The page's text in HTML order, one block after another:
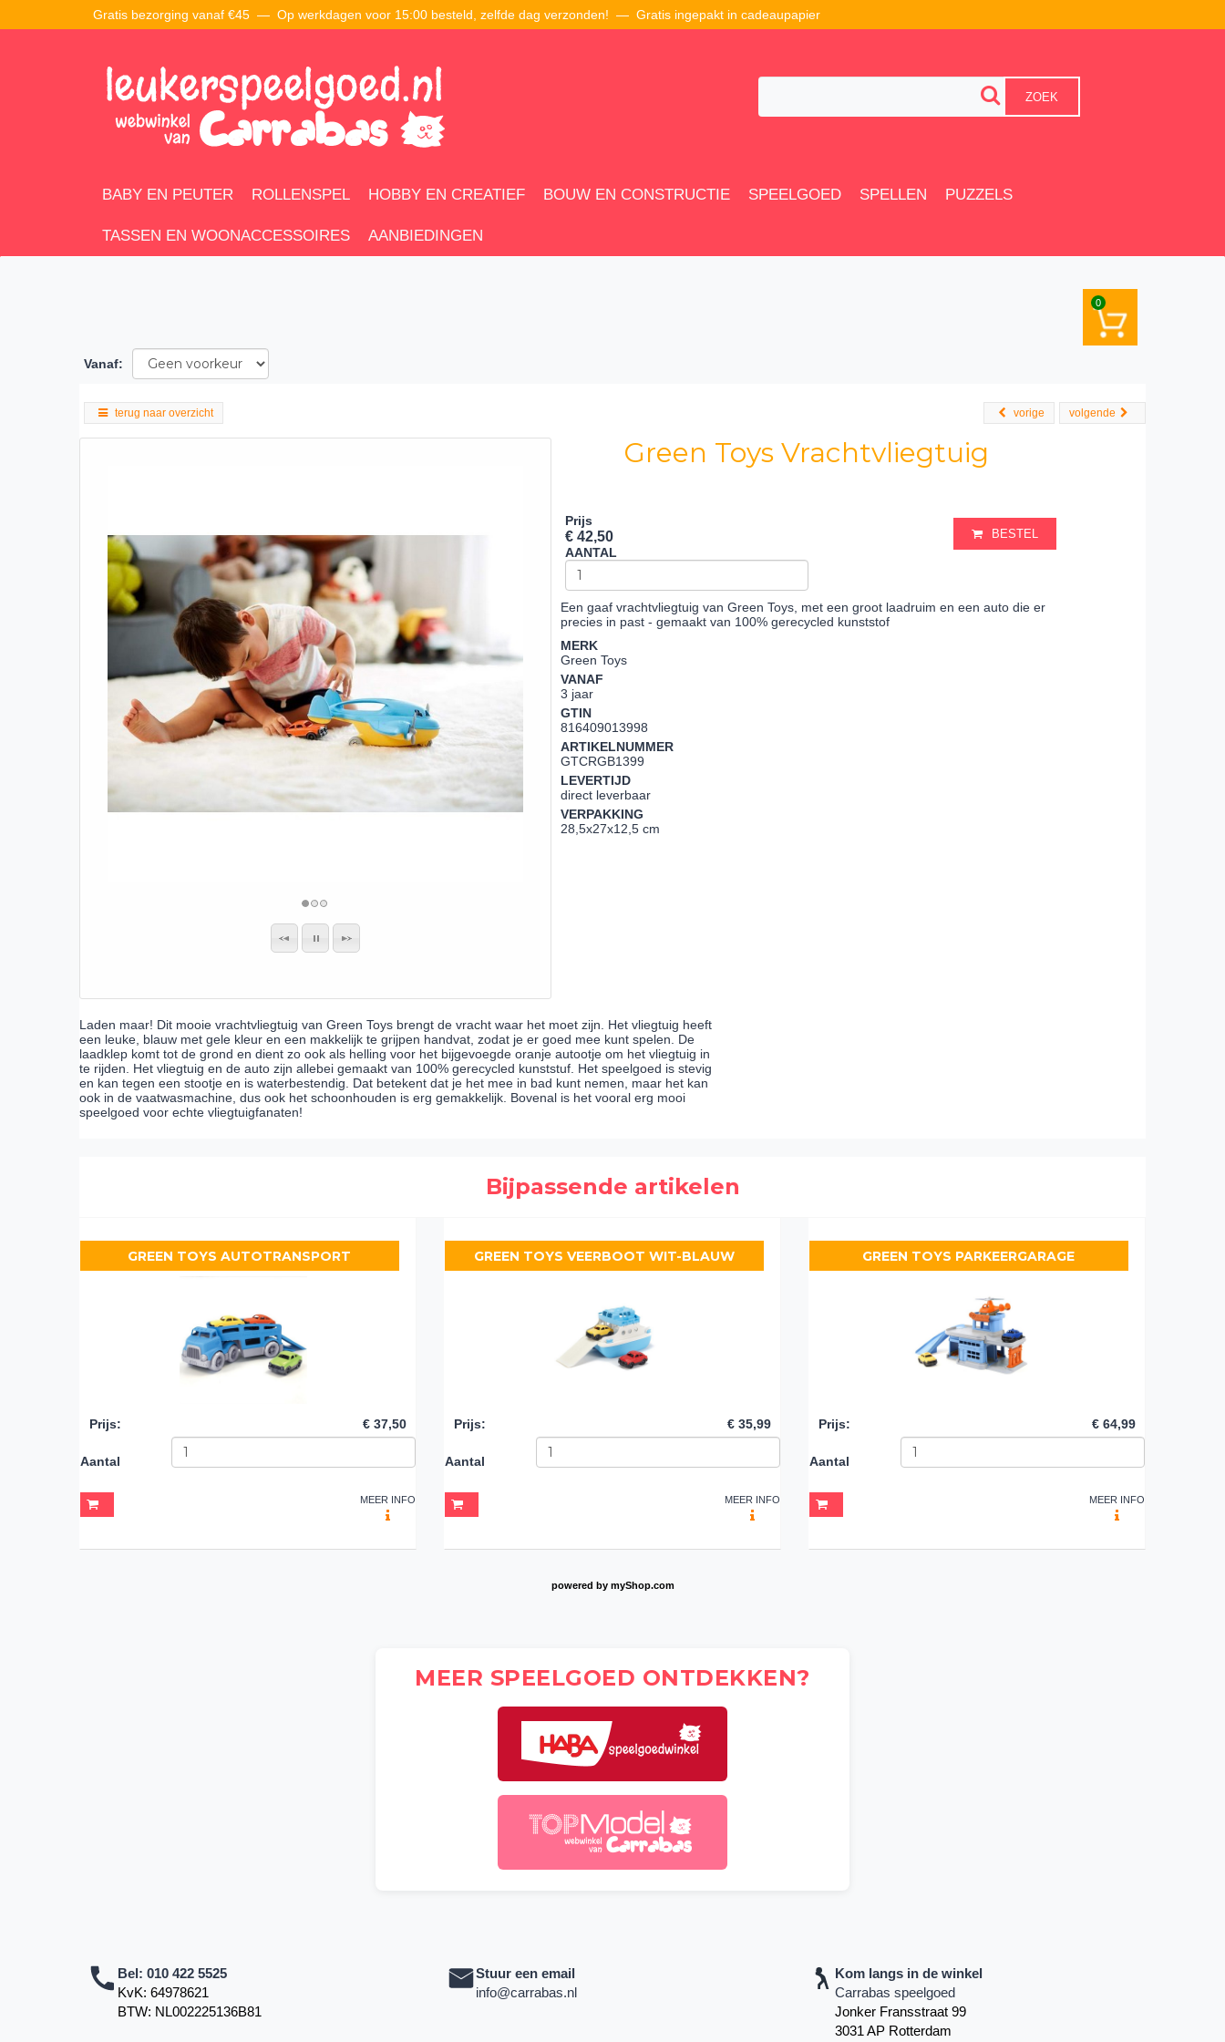
Gratis bezorging vanaf €45 — Op werkdagen voor 15:00 besteld, zelfde dag verzonden! — Gratis ingepakt in cadeaupapier
ZOEK
BABY EN PEUTER ROLLENSPEL HOBBY EN CREATIEF BOUW EN CONSTRUCTIE SPEELGOED SPELLEN PUZZELS
TASSEN EN WOONACCESSOIRES AANBIEDINGEN
0
Vanaf:
terug naar overzicht volgende
vorige
Green Toys Vrachtvliegtuig
Prijs
€ 42,50
AANTAL
BESTEL
Een gaaf vrachtvliegtuig van Green Toys, met een groot laadruim en een auto die er
precies in past - gemaakt van 100% gerecycled kunststof
MERK
Green Toys
VANAF
3 jaar
GTIN
816409013998
ARTIKELNUMMER
GTCRGB1399
LEVERTIJD
direct leverbaar
VERPAKKING
28,5x27x12,5 cm
Laden maar! Dit mooie vrachtvliegtuig van Green Toys brengt de vracht waar het moet zijn. Het vliegtuig heeft
een leuke, blauw met gele kleur en een makkelijk te grijpen handvat, zodat je er goed mee kunt spelen. De
laadklep komt tot de grond en dient zo ook als helling voor het bijgevoegde oranje autootje om het vliegtuig in
te rijden. Het vliegtuig en de auto zijn allebei gemaakt van 100% gerecycled kunststuf. Het speelgoed is stevig
en kan tegen een stootje en is waterbestendig. Dat betekent dat je het mee in bad kunt nemen, maar het kan
ook in de vaatwasmachine, dus ook het schoonhouden is erg gemakkelijk. Bovenal is het vooral erg mooi
speelgoed voor echte vliegtuigfanaten!
Bijpassende artikelen
GREEN TOYS AUTOTRANSPORT
Prijs: € 37,50
Aantal
MEER INFO
GREEN TOYS VEERBOOT WIT-BLAUW
Prijs: € 35,99
Aantal
MEER INFO
GREEN TOYS PARKEERGARAGE
Prijs: € 64,99
Aantal
MEER INFO
powered by myShop.com
MEER SPEELGOED ONTDEKKEN?
Bel: 010 422 5525
KvK: 64978621
BTW: NL002225136B81
Stuur een email
info@carrabas.nl
Kom langs in de winkel
Carrabas speelgoed
Jonker Fransstraat 99
3031 AP Rotterdam